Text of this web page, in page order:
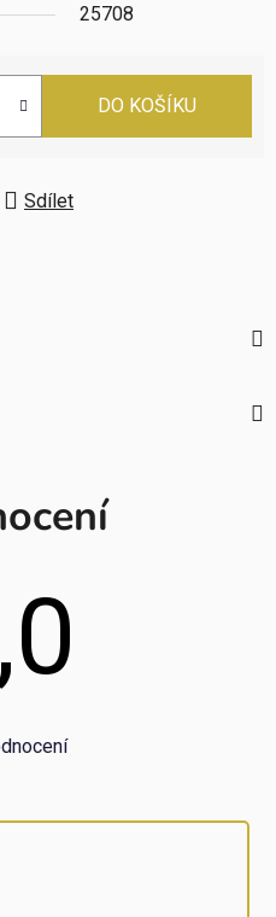
25708
DO KOŠÍKU
Sdílet
hodnocení
5,0
5 hvězdiček.